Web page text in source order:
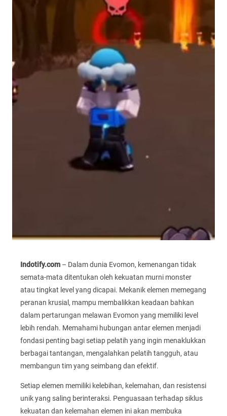
Indotify.com – Dalam dunia Evomon, kemenangan tidak
semata-mata ditentukan oleh kekuatan murni monster
atau tingkat level yang dicapai. Mekanik elemen memegang
peranan krusial, mampu membalikkan keadaan bahkan
dalam pertarungan melawan Evomon yang memiliki level
lebih rendah. Memahami hubungan antar elemen menjadi
fondasi penting bagi setiap pelatih yang ingin menaklukkan
berbagai tantangan, mengalahkan pelatih tangguh, atau
membangun tim yang seimbang dan efektif.
Setiap elemen memiliki kelebihan, kelemahan, dan resistensi
unik yang saling berinteraksi. Penguasaan terhadap siklus
kekuatan dan kelemahan elemen ini akan membuka